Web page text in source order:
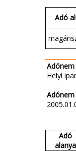
Adó
Adónem
Helyi
Adó
alanya